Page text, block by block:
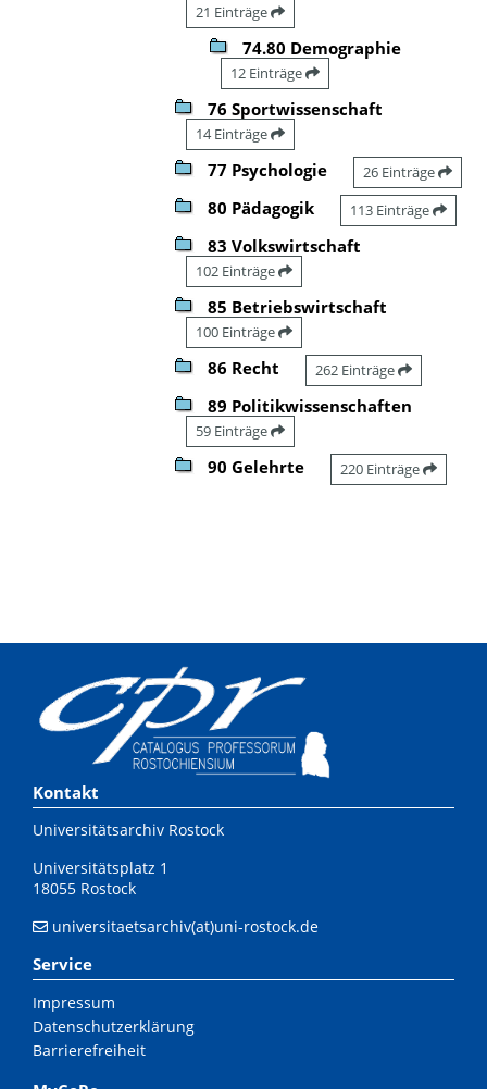
21 Einträge
74.80 Demographie
12 Einträge
76 Sportwissenschaft
14 Einträge
77 Psychologie 26 Einträge
80 Pädagogik 113 Einträge
83 Volkswirtschaft
102 Einträge
85 Betriebswirtschaft
100 Einträge
86 Recht 262 Einträge
89 Politikwissenschaften
59 Einträge
90 Gelehrte 220 Einträge
Kontakt
Universitätsarchiv Rostock
Universitätsplatz 1
18055 Rostock
universitaetsarchiv(at)uni-rostock.de
Service
Impressum
Datenschutzerklärung
Barrierefreiheit